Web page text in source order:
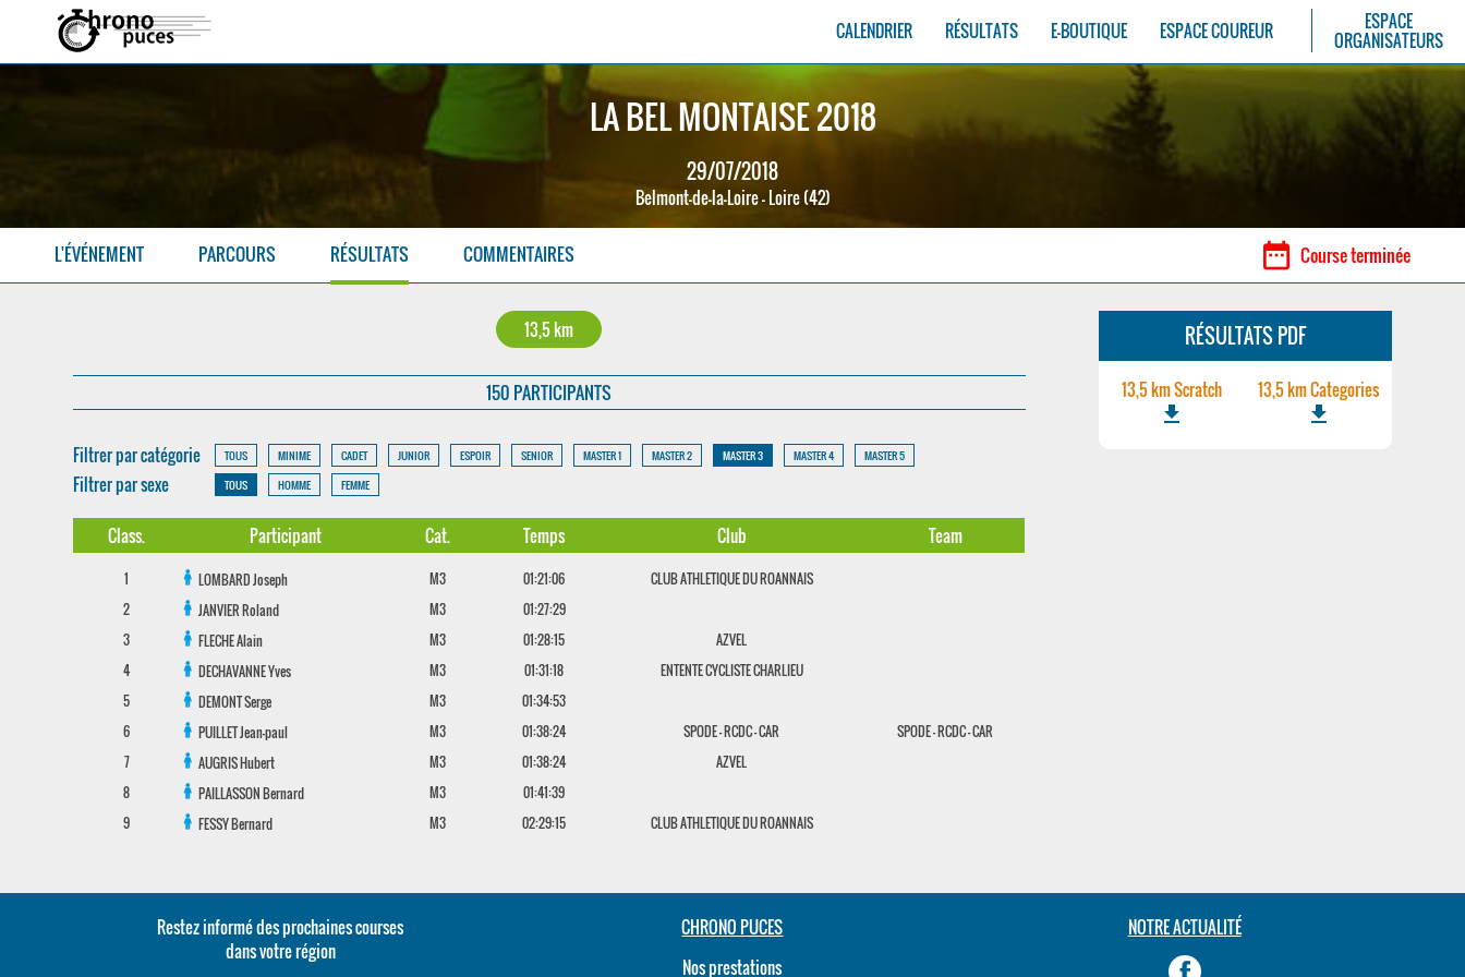
CALENDRIER RÉSULTATS E-BOUTIQUE ESPACE COUREUR
ESPACE
ORGANISATEURS
LA BEL MONTAISE 2018
29/07/2018
Belmont-de-la-Loire - Loire (42)
L'ÉVÉNEMENT PARCOURS RÉSULTATS COMMENTAIRES date_range Course terminée
13,5 km
150 PARTICIPANTS
Filtrer par catégorie TOUS MINIME CADET JUNIOR ESPOIR SENIOR MASTER 1 MASTER 2 MASTER 3 MASTER 4 MASTER 5
Filtrer par sexe TOUS HOMME FEMME
Class. Participant Cat. Temps Club Team
1 LOMBARDJoseph M3 01:21:06
CLUB ATHLETIQUE DU ROANNAIS
2
JANVIERRoland M3
01:27:29
3
FLECHEAlain M3 01:28:15
AZVEL
4
DECHAVANNEYves M3 01:31:18
ENTENTE CYCLISTE CHARLIEU
5
DEMONTSerge M3
01:34:53
6
PUILLETJean-paul M3 01:38:24 SPODE - RCDC - CAR
SPODE - RCDC - CAR
7
AUGRISHubert M3 01:38:24
AZVEL
8
PAILLASSONBernard M3
01:41:39
9
FESSYBernard M3 02:29:15 CLUB ATHLETIQUE DU ROANNAIS
RÉSULTATS PDF
13,5 km Scratch
file_download
13,5 km Categories
file_download
Restez informé des prochaines courses
dans votre région
CHRONO PUCES
Nos prestations
NOTRE ACTUALITÉ